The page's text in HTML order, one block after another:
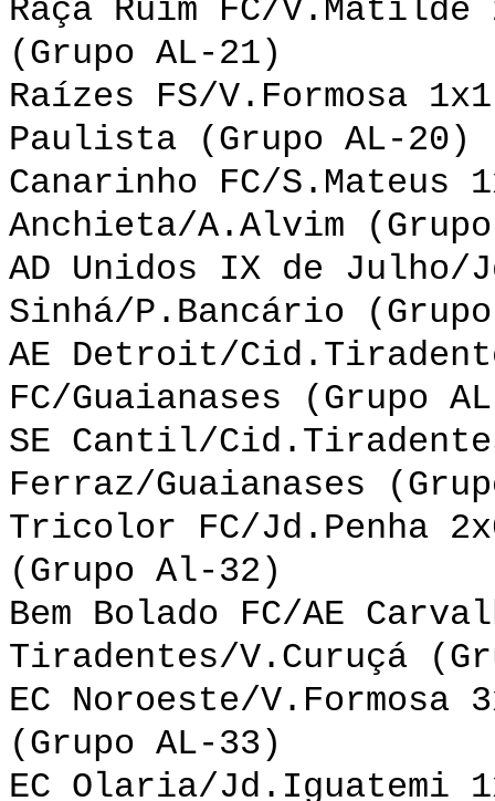
Raça Ruim FC/V.Matilde
(Grupo AL-21)
Raízes FS/V.Formosa
Paulista (Grupo AL-20)
Canarinho FC/S.Mateus
Anchieta/A.Alvim
AD Unidos IX de Julho/
Sinhá/P.Bancário
AE Detroit/
FC/Guaianases (Grupo
SE Cantil/
Ferraz/Guaianases
Tricolor FC/Jd.Penha
(Grupo Al-32)
Bem Bolado FC/AE
Tiradentes/V.Curuçá
EC Noroeste/V.Formosa
(Grupo AL-33)
EC Olaria/Jd.Iguatemi